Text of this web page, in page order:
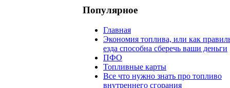
Популярное
Главная
Экономия топлива, или как
езда способна сберечь ваши деньги
ПФО
Топливные карты
Все что нужно знать про топливо
внутреннего сгорания